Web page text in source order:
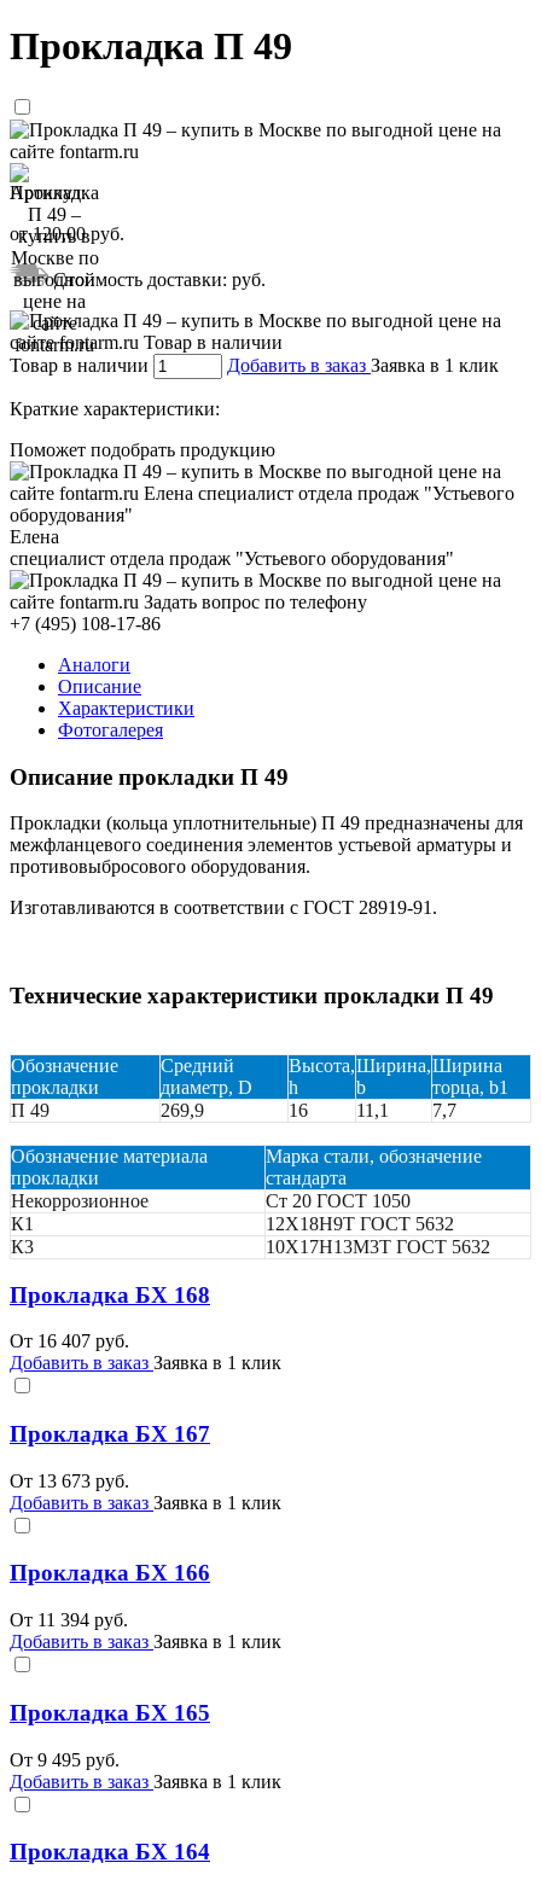
Прокладка П 49
Артикул:
от120,00руб.
Стоимость доставки: руб.
Товар в наличии Добавить в заказ Заявка в 1 клик
Краткие характеристики:
Поможет подобрать продукцию
Елена
специалист отдела продаж "Устьевого оборудования"
+7 (495) 108-17-86
Аналоги
Описание
Характеристики
Фотогалерея
Описание прокладки П 49
Прокладки (кольца уплотнительные) П 49 предназначены для
межфланцевого соединения элементов устьевой арматуры и
противовыбросового оборудования.
Изготавливаются в соответствии с ГОСТ 28919-91.
Технические характеристики прокладки П 49
Обозначение
прокладки
Средний
диаметр, D
Высота,
h
Ширина,
b
Ширина
торца, b1
П 49
269,9 16 11,1 7,7
Обозначение материала
прокладки
Марка стали, обозначение
стандарта
Некоррозионное
Ст 20 ГОСТ 1050
К1
12Х18Н9Т ГОСТ 5632
К3
10Х17Н13М3Т ГОСТ 5632
Прокладка БХ 168
От 16 407 руб.
Добавить в заказ Заявка в 1 клик
Прокладка БХ 167
От 13 673 руб.
Добавить в заказ Заявка в 1 клик
Прокладка БХ 166
От 11 394 руб.
Добавить в заказ Заявка в 1 клик
Прокладка БХ 165
От 9 495 руб.
Добавить в заказ Заявка в 1 клик
Прокладка БХ 164